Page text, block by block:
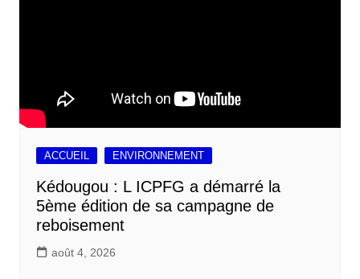
ACCUEIL ENVIRONNEMENT
Kédougou : L ICPFG a démarré la
5ème édition de sa campagne de
reboisement
août 4, 2026